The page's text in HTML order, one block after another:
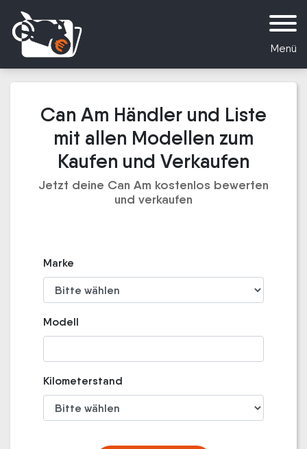
Menü
Can Am Händler und Liste
mit allen Modellen zum
Kaufen und Verkaufen
Jetzt deine Can Am kostenlos bewerten
und verkaufen
Marke
Modell
Kilometerstand